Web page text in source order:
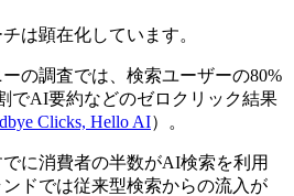
は顕在化しています。
の調査では、検索ユーザーの80%
でAI要約などのゼロクリック結果
Clicks, Hello AI）。
に消費者の半数がAI検索を利用
ドでは従来型検索からの流入が